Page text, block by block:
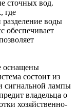
сточных вод.
где
разделение воды
обеспечивает
оснащены
состоит из
сигнальной лампы
владельца о
хозяйственно-